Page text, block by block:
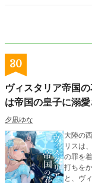
生美希です。 ※一度削除
ベルズにてR18版も公開
30
ヴィスタリア帝国
は帝国の皇子に溺
夕凪ゆな
大陸の
リスは、王太
の罪を着せ
打ちを
と、ヴ